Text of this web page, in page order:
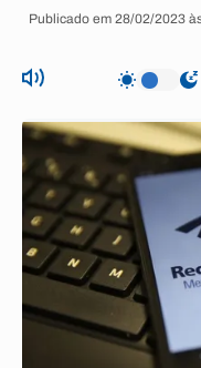
Publicado em 28/02/2023